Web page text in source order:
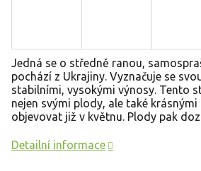
Jedná se o středně ranou,
pochází z Ukrajiny. Vyznačuje se
stabilními, vysokými výnosy. Tento
nejen svými plody, ale také krásnými
objevovat již v květnu. Plody pak
Detailní informace